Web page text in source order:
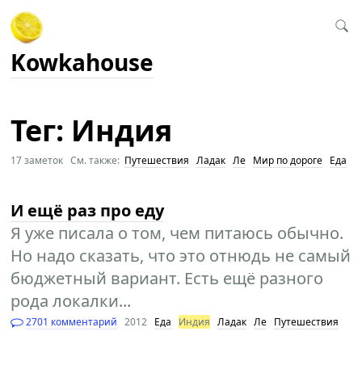
Kowkahouse
Тег: Индия
17 заметок См. также: Путешествия Ладак Ле Мир по дороге Еда
И ещё раз про еду
Я уже писала о том, чем питаюсь обычно.
Но надо сказать, что это отнюдь не самый
бюджетный вариант. Есть ещё разного
рода локалки...
2701 комментарий 2012 Еда Индия Ладак Ле Путешествия